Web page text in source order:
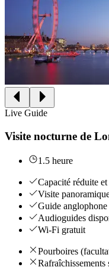
Live Guide
Visite nocturne de
1.5 heure
Capacité réduite
Visite
Guide
Audioguides
Wi-Fi gratuit
Pourboires
Rafraîchissements